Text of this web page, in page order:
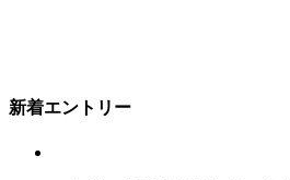
新着エントリー